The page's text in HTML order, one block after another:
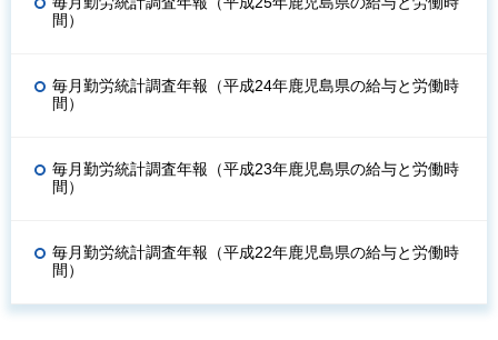
間）
毎月勤労統計調査年報（平成24年鹿児島県の給与と労働時
間）
毎月勤労統計調査年報（平成23年鹿児島県の給与と労働時
間）
毎月勤労統計調査年報（平成22年鹿児島県の給与と労働時
間）